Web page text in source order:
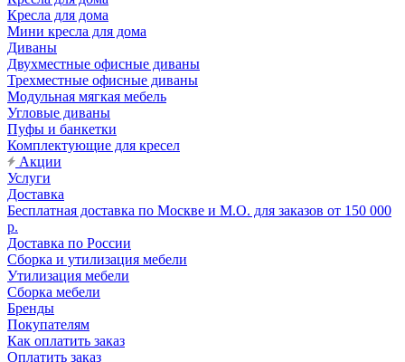
Кресла для дома
Мини кресла для дома
Диваны
Двухместные офисные диваны
Трехместные офисные диваны
Модульная мягкая мебель
Угловые диваны
Пуфы и банкетки
Комплектующие для кресел
Акции
Услуги
Доставка
Бесплатная доставка по Москве и М.О. для заказов от 150 000
р.
Доставка по России
Сборка и утилизация мебели
Утилизация мебели
Сборка мебели
Бренды
Покупателям
Как оплатить заказ
Оплатить заказ